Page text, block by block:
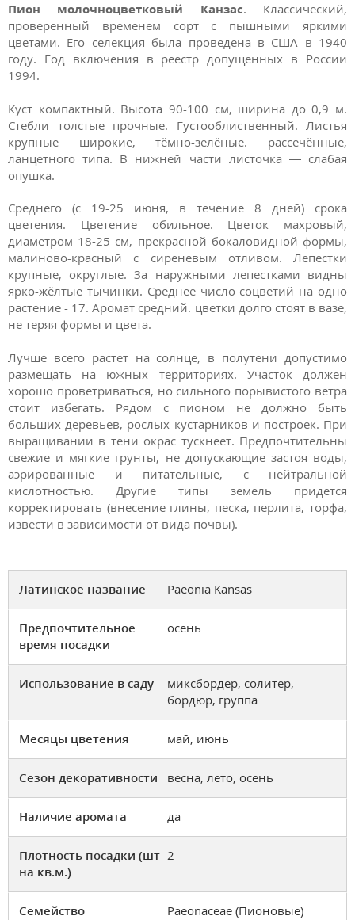
Пион молочноцветковый Канзас. Классический,
проверенный временем сорт с пышными яркими
цветами. Его селекция была проведена в США в 1940
году. Год включения в реестр допущенных в России
1994.
Куст компактный. Высота 90-100 см, ширина до 0,9 м.
Стебли толстые прочные. Густооблиственный. Листья
крупные широкие, тёмно-зелёные. рассечённые,
ланцетного типа. В нижней части листочка — слабая
опушка.
Среднего (с 19-25 июня, в течение 8 дней) срока
цветения. Цветение обильное. Цветок махровый,
диаметром 18-25 см, прекрасной бокаловидной формы,
малиново-красный с сиреневым отливом. Лепестки
крупные, округлые. За наружными лепестками видны
ярко-жёлтые тычинки. Среднее число соцветий на одно
растение - 17. Аромат средний. цветки долго стоят в вазе,
не теряя формы и цвета.
Лучше всего растет на солнце, в полутени допустимо
размещать на южных территориях. Участок должен
хорошо проветриваться, но сильного порывистого ветра
стоит избегать. Рядом с пионом не должно быть
больших деревьев, рослых кустарников и построек. При
выращивании в тени окрас тускнеет. Предпочтительны
свежие и мягкие грунты, не допускающие застоя воды,
аэрированные и питательные, с нейтральной
кислотностью. Другие типы земель придётся
корректировать (внесение глины, песка, перлита, торфа,
извести в зависимости от вида почвы).
Латинское название Paeonia Kansas
Предпочтительное
время посадки
осень
Использование в саду
миксбордер, солитер,
бордюр, группа
Месяцы цветения май, июнь
Сезон декоративности весна, лето, осень
Наличие аромата да
Плотность посадки (шт
на кв.м.)
2
Семейство Paeonaceae (Пионовые)